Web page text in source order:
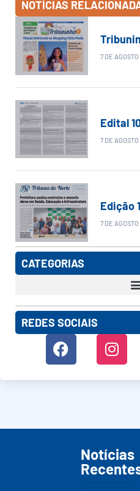
NOTÍCIAS
7 DE
Edital
7 DE
Edição
7 DE
CATEGORIAS
REDES SOCIAIS
Notícias